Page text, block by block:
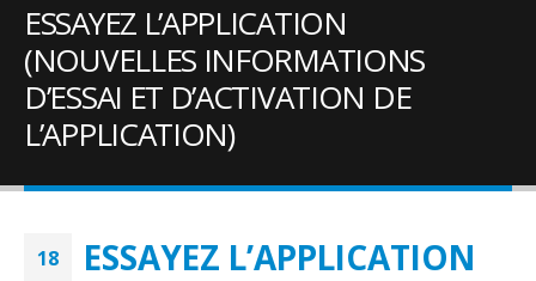
ESSAYEZ L’APPLICATION
(NOUVELLES INFORMATIONS
D’ESSAI ET D’ACTIVATION DE
L’APPLICATION)
18
ESSAYEZ L’APPLICATION